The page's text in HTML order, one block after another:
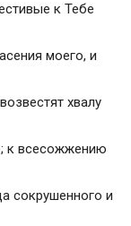
к Тебе
моего, и
хвалу
к всесожжению
сокрушенного и